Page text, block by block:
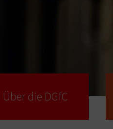
Über die DGfC